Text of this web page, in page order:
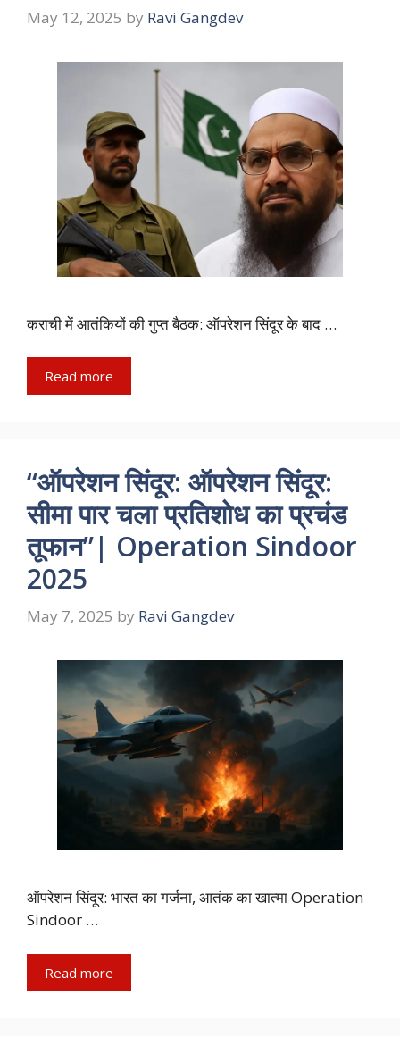
May 12, 2025 by Ravi Gangdev
कराची में आतंकियों की गुप्त बैठक: ऑपरेशन सिंदूर के बाद …
Read more
“ऑपरेशन सिंदूर: ऑपरेशन सिंदूर:
सीमा पार चला प्रतिशोध का प्रचंड
तूफान”| Operation Sindoor
2025
May 7, 2025 by Ravi Gangdev
ऑपरेशन सिंदूर: भारत का गर्जना, आतंक का खात्मा Operation
Sindoor …
Read more